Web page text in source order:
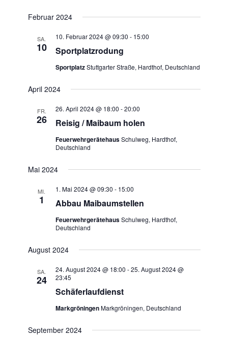
Februar 2024
SA.
10 Sportplatzrodung
10. Februar 2024 @ 09:30 - 15:00
SportplatzStuttgarter Straße, Hardthof, Deutschland
April 2024
FR.
26 Reisig / Maibaum holen
26. April 2024 @ 18:00 -20:00
FeuerwehrgerätehausSchulweg, Hardthof,
Deutschland
Mai 2024
MI.
1 Abbau Maibaumstellen
1. Mai 2024 @ 09:30 - 15:00
FeuerwehrgerätehausSchulweg, Hardthof,
Deutschland
August 2024
SA.
24
Schäferlaufdienst
24. August 2024 @ 18:00 -25. August 2024 @
23:45
MarkgröningenMarkgröningen, Deutschland
September 2024